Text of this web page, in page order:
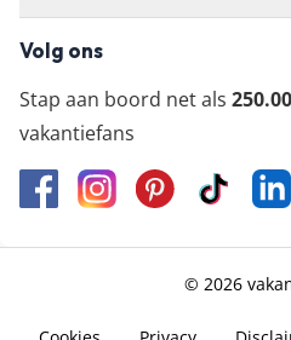
Volg ons
Stap aan boord net als
vakantiefans
© 2026